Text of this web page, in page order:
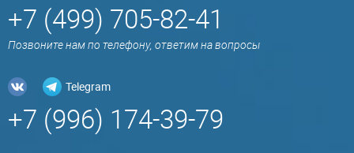
+7 (499) 705-82-41
Позвоните нам по телефону, ответим на вопросы
Telegram
+7 (996) 174-39-79